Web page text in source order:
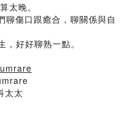
太晚。
傷口跟癒合，聊關係與自
好好聊熟一點。
太太